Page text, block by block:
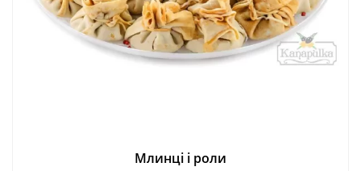
Млинці і роли